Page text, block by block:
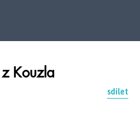
Kouzla
sdílet